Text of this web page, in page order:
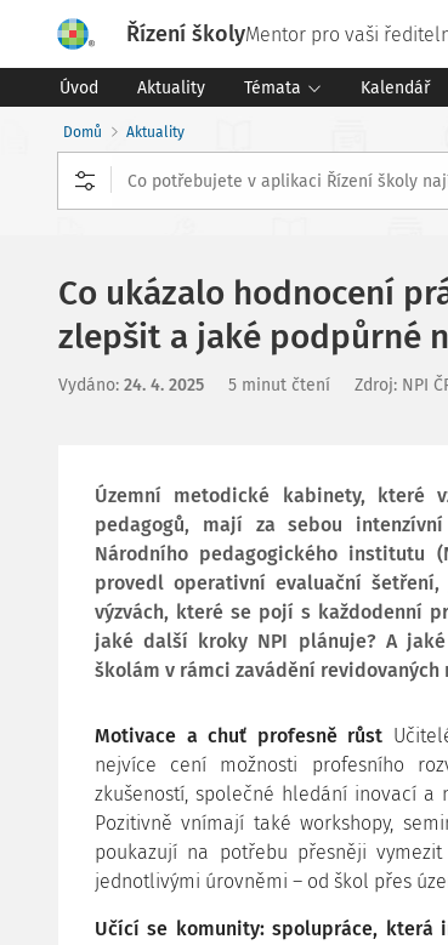
Řízení školyMentor pro vaši
Úvod Aktuality Témata Kalendář
Domů Aktuality
Co ukázalo hodnocení
zlepšit a jaké podpůrné
Vydáno: 24. 4. 2025 5 minut čtení Zdroj: NPI
Územní metodické kabinety, které
pedagogů, mají za sebou
Národního pedagogického institutu
provedl operativní evaluační
výzvách, které se pojí s každodenní
jaké další kroky NPI plánuje? A
školám v rámci zavádění revidovaných
Motivace a chuť profesně růst
nejvíce cení možnosti profesního
zkušeností, společné hledání inovací a
Pozitivně vnímají také workshopy,
poukazují na potřebu přesněji
jednotlivými úrovněmi – od škol přes
Učící se komunity: spolupráce, která